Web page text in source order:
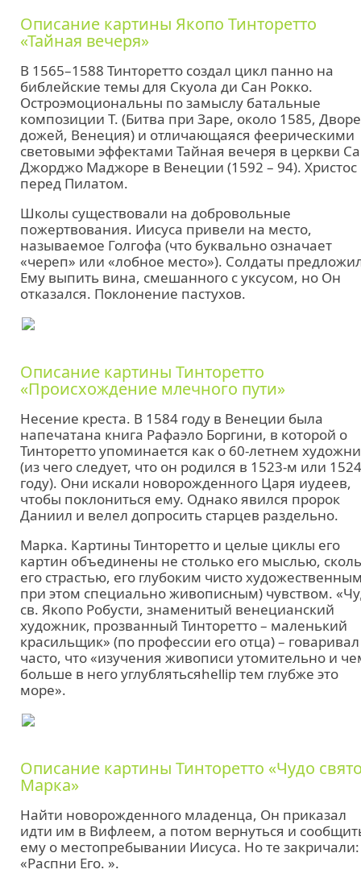
Описание картины Якопо Тинторетто
«Тайная вечеря»
В 1565–1588 Тинторетто создал цикл панно на
библейские темы для Скуола ди Сан Рокко.
Остроэмоциональны по замыслу батальные
композиции Т. (Битва при Заре, около 1585,
дожей, Венеция) и отличающаяся феерическими
световыми эффектами Тайная вечеря в церкви
Джорджо Маджоре в Венеции (1592 – 94). Христос
перед Пилатом.
Школы существовали на добровольные
пожертвования. Иисуса привели на место,
называемое Голгофа (что буквально означает
«череп» или «лобное место»). Солдаты
Ему выпить вина, смешанного с уксусом, но Он
отказался. Поклонение пастухов.
Описание картины Тинторетто
«Происхождение млечного пути»
Несение креста. В 1584 году в Венеции была
напечатана книга Рафаэло Боргини, в которой о
Тинторетто упоминается как о 60-летнем
(из чего следует, что он родился в 1523-м или 1524
году). Они искали новорожденного Царя иудеев,
чтобы поклониться ему. Однако явился пророк
Даниил и велел допросить старцев раздельно.
Марка. Картины Тинторетто и целые циклы его
картин объединены не столько его мыслью,
его страстью, его глубоким чисто
при этом специально живописным) чувством.
св. Якопо Робусти, знаменитый венецианский
художник, прозванный Тинторетто – маленький
красильщик» (по профессии его отца) – говаривал
часто, что «изучения живописи утомительно и
больше в него углублятьсяhellip тем глубже это
море».
Описание картины Тинторетто «Чудо
Марка»
Найти новорожденного младенца, Он приказал
идти им в Вифлеем, а потом вернуться и
ему о местопребывании Иисуса. Но те закричали:
«Распни Его. ».